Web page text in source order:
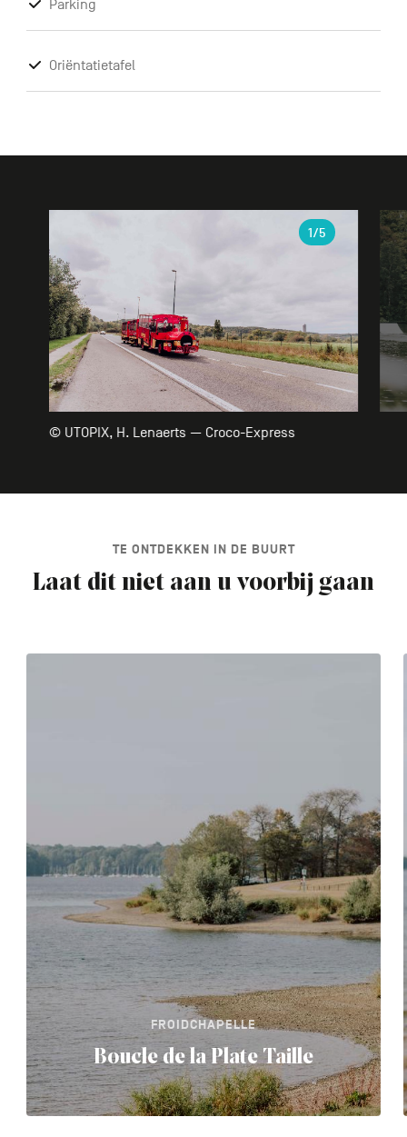
Parking
Oriëntatietafel
© UTOPIX, H. Lenaerts — Croco-Express
1/5
TE ONTDEKKEN IN DE BUURT
Laat dit niet aan u voorbij gaan
FROIDCHAPELLE
Boucle de la Plate Taille